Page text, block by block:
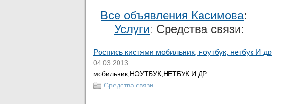
Все объявления Касимова:
Услуги: Средства связи:
Роспись кистями мобильник, ноутбук, нетбук И др
04.03.2013
мобильник,НОУТБУК,НЕТБУК И ДР..
Средства связи